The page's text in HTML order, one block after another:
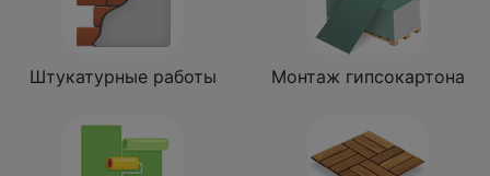
Штукатурные работы Монтаж гипсокартона